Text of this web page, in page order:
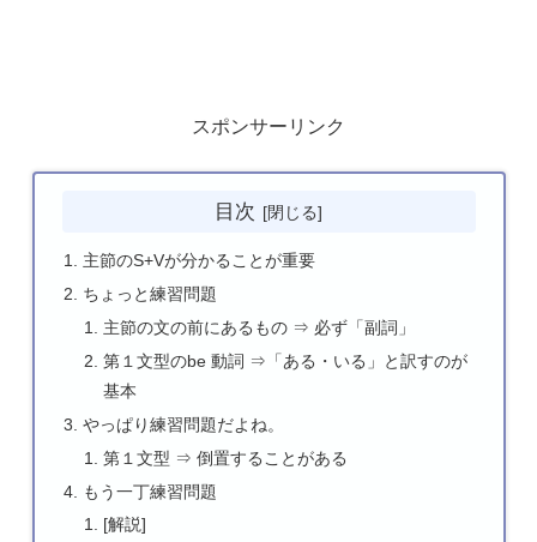
スポンサーリンク
目次
主節のS+Vが分かることが重要
ちょっと練習問題
主節の文の前にあるもの ⇒ 必ず「副詞」
第１文型のbe 動詞 ⇒「ある・いる」と訳すのが
基本
やっぱり練習問題だよね。
第１文型 ⇒ 倒置することがある
もう一丁練習問題
[解説]